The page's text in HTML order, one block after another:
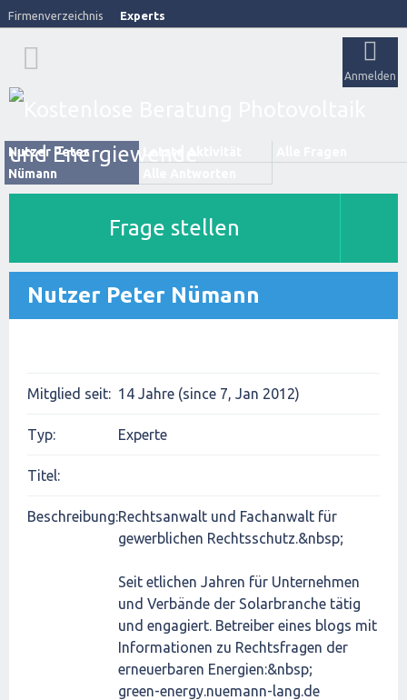
Firmenverzeichnis Experts
Anmelden
Nutzer Peter
Nümann
Frage stellen
Nutzer Peter Nümann
Mitglied seit: 14 Jahre (since 7, Jan 2012)
Typ: Experte
Titel:
Beschreibung:Rechtsanwalt und Fachanwalt für
gewerblichen Rechtsschutz.&nbsp;
Seit etlichen Jahren für Unternehmen
und Verbände der Solarbranche tätig
und engagiert. Betreiber eines blogs mit
Informationen zu Rechtsfragen der
erneuerbaren Energien:&nbsp;
green-energy.nuemann-lang.de